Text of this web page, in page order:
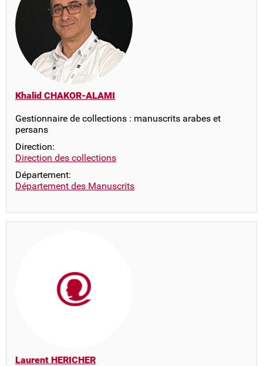
Khalid CHAKOR-ALAMI
Gestionnaire de collections : manuscrits arabes et
persans
Direction:
Direction des collections
Département:
Département des Manuscrits
Laurent HERICHER